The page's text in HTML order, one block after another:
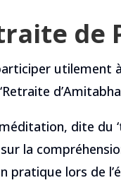
de
utilement
dite du
la
pratique lors de